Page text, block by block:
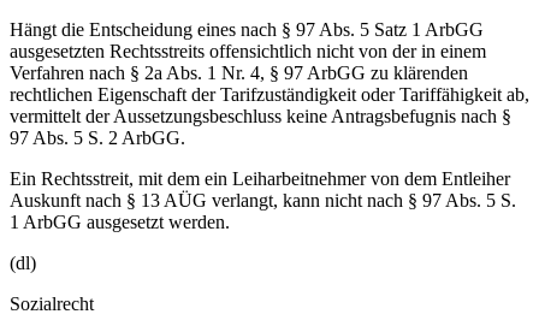
Hängt die Entscheidung eines nach § 97 Abs. 5 Satz 1 ArbGG
ausgesetzten Rechtsstreits offensichtlich nicht von der in einem
Verfahren nach § 2a Abs. 1 Nr. 4, § 97 ArbGG zu klärenden
rechtlichen Eigenschaft der Tarifzuständigkeit oder Tariffähigkeit ab,
vermittelt der Aussetzungsbeschluss keine Antragsbefugnis nach §
97 Abs. 5 S. 2 ArbGG.
Ein Rechtsstreit, mit dem ein Leiharbeitnehmer von dem Entleiher
Auskunft nach § 13 AÜG verlangt, kann nicht nach § 97 Abs. 5 S.
1 ArbGG ausgesetzt werden.
(dl)
Sozialrecht